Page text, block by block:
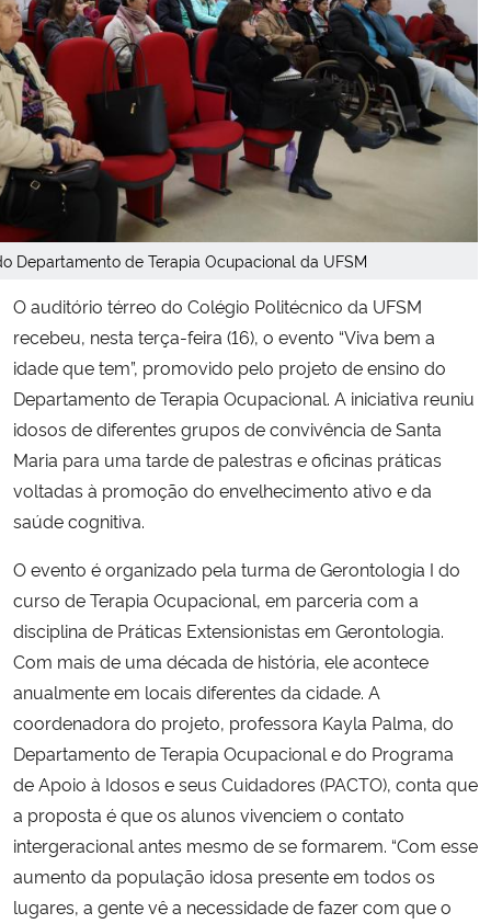
Secretaria-Geral
Secretaria de Governo
Gabinete de Segurança Institucional
Advocacia-Geral da União
Banco Central do Brasil
Planalto
Departamento de Terapia Ocupacional da UFSM
O auditório térreo do Colégio Politécnico da UFSM
recebeu, nesta terça-feira (16), o evento “Viva bem a
idade que tem”, promovido pelo projeto de ensino do
Departamento de Terapia Ocupacional. A iniciativa reuniu
idosos de diferentes grupos de convivência de Santa
Maria para uma tarde de palestras e oficinas práticas
voltadas à promoção do envelhecimento ativo e da
saúde cognitiva.
O evento é organizado pela turma de Gerontologia I do
curso de Terapia Ocupacional, em parceria com a
disciplina de Práticas Extensionistas em Gerontologia.
Com mais de uma década de história, ele acontece
anualmente em locais diferentes da cidade. A
coordenadora do projeto, professora Kayla Palma, do
Departamento de Terapia Ocupacional e do Programa
de Apoio à Idosos e seus Cuidadores (PACTO), conta que
a proposta é que os alunos vivenciem o contato
intergeracional antes mesmo de se formarem. “Com esse
aumento da população idosa presente em todos os
lugares, a gente vê a necessidade de fazer com que o